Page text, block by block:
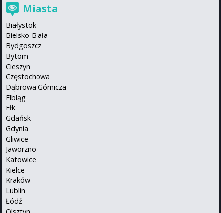
Miasta
Białystok
Bielsko-Biała
Bydgoszcz
Bytom
Cieszyn
Częstochowa
Dąbrowa Górnicza
Elbląg
Ełk
Gdańsk
Gdynia
Gliwice
Jaworzno
Katowice
Kielce
Kraków
Lublin
Łódź
Olsztyn